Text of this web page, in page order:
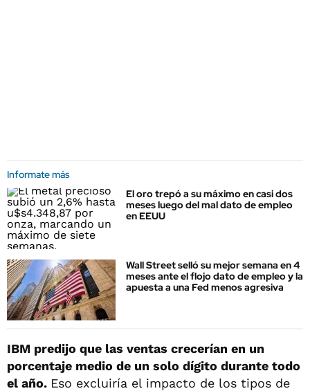
Informate más
El oro trepó a su máximo en casi dos
meses luego del mal dato de empleo
en EEUU
Wall Street selló su mejor semana en 4
meses ante el flojo dato de empleo y la
apuesta a una Fed menos agresiva
IBM predijo que las ventas crecerían en un
porcentaje medio de un solo dígito durante todo
el año. Eso excluiría el impacto de los tipos de